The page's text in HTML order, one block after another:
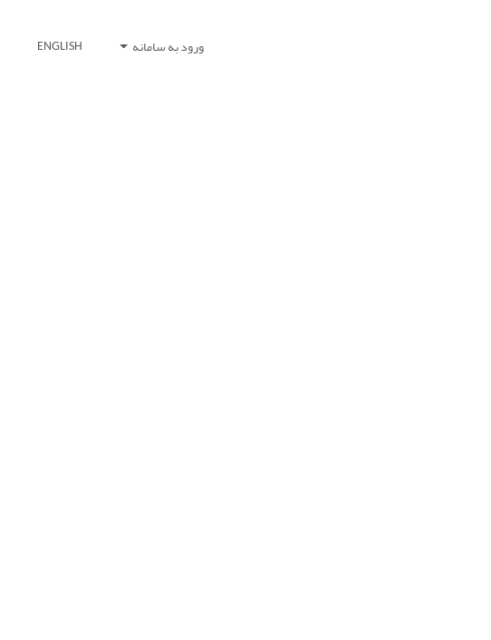
ورود به سامانه ENGLISH